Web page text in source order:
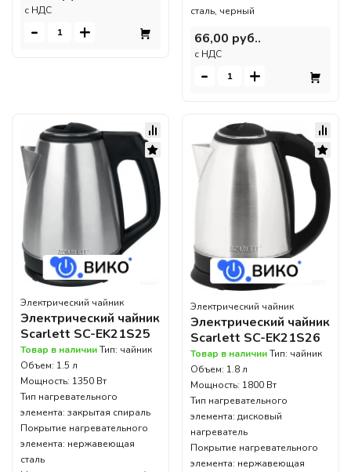
c НДС
- +
сталь, черный
66,00 руб..
c НДС
- +
Электрический чайник
Электрический чайник
Scarlett SC-EK21S25
Товар в наличииТип: чайник
Объем: 1.5 л
Мощность: 1350 Вт
Тип нагревательного
элемента: закрытая спираль
Покрытие нагревательного
элемента: нержавеющая
сталь
Электрический чайник
Электрический чайник
Scarlett SC-EK21S26
Товар в наличииТип: чайник
Объем: 1.8 л
Мощность: 1800 Вт
Тип нагревательного
элемента: дисковый
нагреватель
Покрытие нагревательного
элемента: нержавеющая